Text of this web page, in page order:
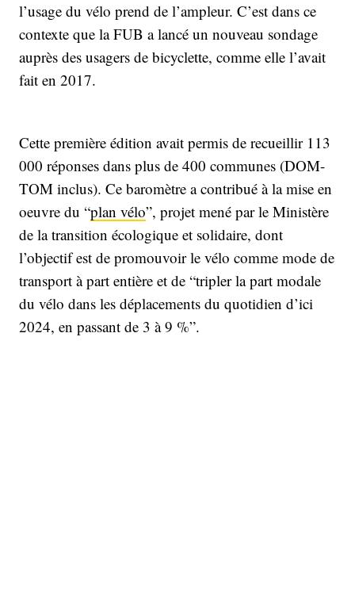
l’usage du vélo prend de l’ampleur. C’est dans ce
contexte que la FUB a lancé un nouveau sondage
auprès des usagers de bicyclette, comme elle l’avait
fait en 2017.
Cette première édition avait permis de recueillir 113
000 réponses dans plus de 400 communes (DOM-
TOM inclus). Ce baromètre a contribué à la mise en
oeuvre du “plan vélo”, projet mené par le Ministère
de la transition écologique et solidaire, dont
l’objectif est de promouvoir le vélo comme mode de
transport à part entière et de “tripler la part modale
du vélo dans les déplacements du quotidien d’ici
2024, en passant de 3 à 9 %”.